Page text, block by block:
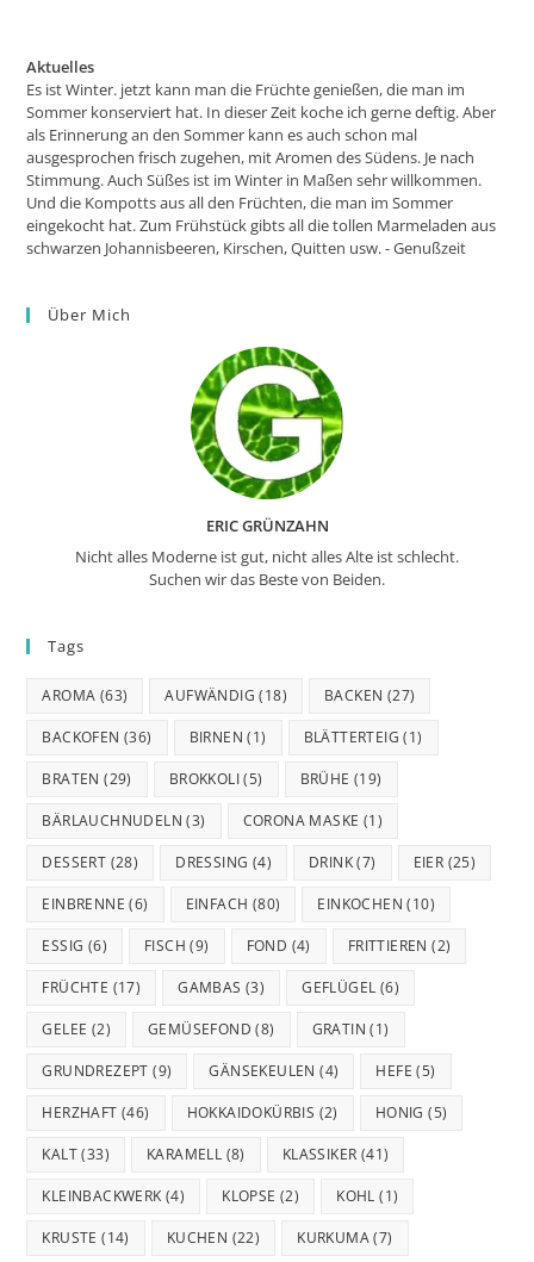
Aktuelles
Es ist Winter. jetzt kann man die Früchte genießen, die man im
Sommer konserviert hat. In dieser Zeit koche ich gerne deftig. Aber
als Erinnerung an den Sommer kann es auch schon mal
ausgesprochen frisch zugehen, mit Aromen des Südens. Je nach
Stimmung. Auch Süßes ist im Winter in Maßen sehr willkommen.
Und die Kompotts aus all den Früchten, die man im Sommer
eingekocht hat. Zum Frühstück gibts all die tollen Marmeladen aus
schwarzen Johannisbeeren, Kirschen, Quitten usw. - Genußzeit
Über Mich
ERIC GRÜNZAHN
Nicht alles Moderne ist gut, nicht alles Alte ist schlecht.
Suchen wir das Beste von Beiden.
Tags
AROMA (63) AUFWÄNDIG (18) BACKEN (27)
BACKOFEN (36) BIRNEN (1) BLÄTTERTEIG (1)
BRATEN (29) BROKKOLI(5) BRÜHE (19)
BÄRLAUCHNUDELN (3) CORONA MASKE (1)
DESSERT (28) DRESSING (4) DRINK(7) EIER (25)
EINBRENNE (6) EINFACH (80) EINKOCHEN (10)
ESSIG (6) FISCH (9) FOND (4) FRITTIEREN (2)
FRÜCHTE (17) GAMBAS (3) GEFLÜGEL (6)
GELEE (2) GEMÜSEFOND (8) GRATIN (1)
GRUNDREZEPT (9) GÄNSEKEULEN (4) HEFE (5)
HERZHAFT (46) HOKKAIDOKÜRBIS (2) HONIG (5)
KALT(33) KARAMELL (8) KLASSIKER (41)
KLEINBACKWERK (4) KLOPSE (2) KOHL (1)
KRUSTE (14) KUCHEN (22) KURKUMA(7)